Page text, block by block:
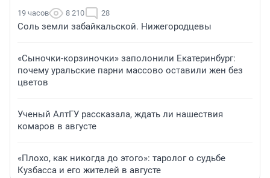
19 часов 8 210 28
Соль земли забайкальской. Нижегородцевы
«Сыночки-корзиночки» заполонили Екатеринбург:
почему уральские парни массово оставили жен без
цветов
Ученый АлтГУ рассказала, ждать ли нашествия
комаров в августе
«Плохо, как никогда до этого»: таролог о судьбе
Кузбасса и его жителей в августе